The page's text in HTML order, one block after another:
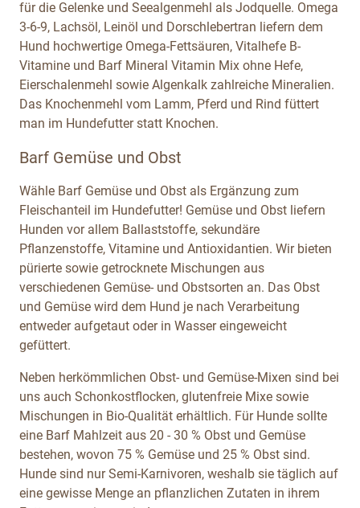
für die Gelenke und Seealgenmehl als Jodquelle. Omega
3-6-9, Lachsöl, Leinöl und Dorschlebertran liefern dem
Hund hochwertige Omega-Fettsäuren, Vitalhefe B-
Vitamine und Barf Mineral Vitamin Mix ohne Hefe,
Eierschalenmehl sowie Algenkalk zahlreiche Mineralien.
Das Knochenmehl vom Lamm, Pferd und Rind füttert
man im Hundefutter statt Knochen.
Barf Gemüse und Obst
Wähle Barf Gemüse und Obst als Ergänzung zum
Fleischanteil im Hundefutter! Gemüse und Obst liefern
Hunden vor allem Ballaststoffe, sekundäre
Pflanzenstoffe, Vitamine und Antioxidantien. Wir bieten
pürierte sowie getrocknete Mischungen aus
verschiedenen Gemüse- und Obstsorten an. Das Obst
und Gemüse wird dem Hund je nach Verarbeitung
entweder aufgetaut oder in Wasser eingeweicht
gefüttert.
Neben herkömmlichen Obst- und Gemüse-Mixen sind bei
uns auch Schonkostflocken, glutenfreie Mixe sowie
Mischungen in Bio-Qualität erhältlich. Für Hunde sollte
eine Barf Mahlzeit aus 20 - 30 % Obst und Gemüse
bestehen, wovon 75 % Gemüse und 25 % Obst sind.
Hunde sind nur Semi-Karnivoren, weshalb sie täglich auf
eine gewisse Menge an pflanzlichen Zutaten in ihrem